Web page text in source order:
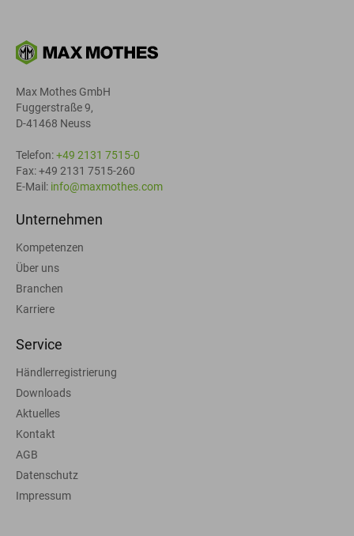
Max Mothes GmbH
Fuggerstraße 9,
D-41468 Neuss
Telefon:+49 2131 7515-0
Fax: +49 2131 7515-260
E-Mail: info@maxmothes.com
Unternehmen
Kompetenzen
Über uns
Branchen
Karriere
Service
Händlerregistrierung
Downloads
Aktuelles
Kontakt
AGB
Datenschutz
Impressum